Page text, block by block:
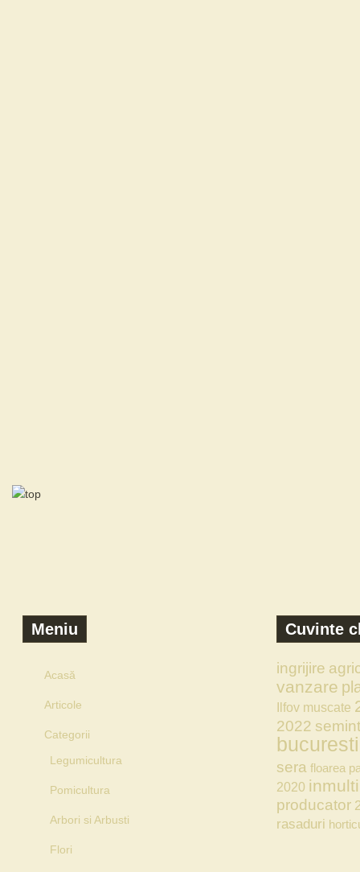
Meniu
Acasă
Articole
Categorii
Legumicultura
Pomicultura
Arbori si Arbusti
Flori
Cuvinte
ingrijire
vanzare
Ilfov muscate
2022
bucuresti
sera floarea
2020
producator
rasaduri